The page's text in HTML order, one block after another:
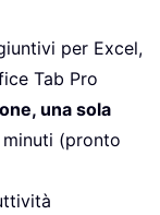
per Excel,
Tab Pro
una sola
(pronto